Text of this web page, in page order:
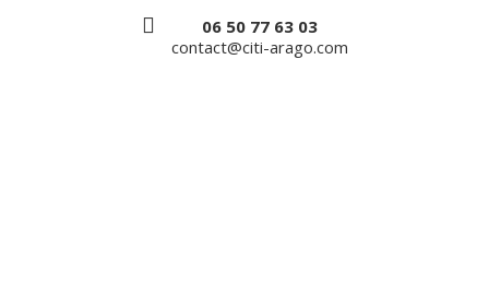
06 50 77 63 03
contact@citi-arago.com